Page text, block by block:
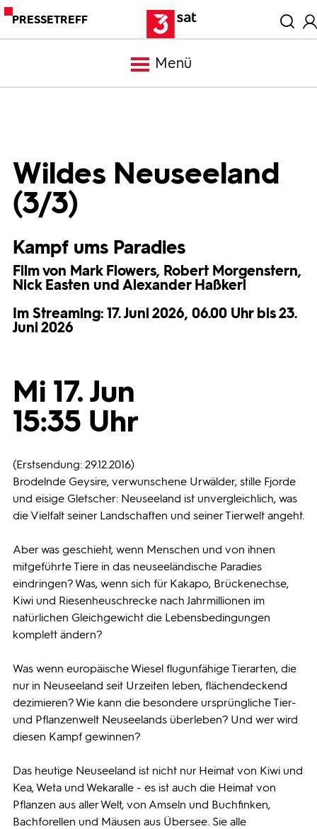
PRESSETREFF
Menü
Trailer
Wildes Neuseeland
(3/3)
Kampf ums Paradies
Film von Mark Flowers, Robert Morgenstern,
Nick Easten und Alexander Haßkerl
Im Streaming: 17. Juni 2026, 06.00 Uhr bis 23.
Juni 2026
Mi 17. Jun
15:35 Uhr
(Erstsendung: 29.12.2016)
Brodelnde Geysire, verwunschene Urwälder, stille Fjorde
und eisige Gletscher: Neuseeland ist unvergleichlich, was
die Vielfalt seiner Landschaften und seiner Tierwelt angeht.
Aber was geschieht, wenn Menschen und von ihnen
mitgeführte Tiere in das neuseeländische Paradies
eindringen? Was, wenn sich für Kakapo, Brückenechse,
Kiwi und Riesenheuschrecke nach Jahrmillionen im
natürlichen Gleichgewicht die Lebensbedingungen
komplett ändern?
Was wenn europäische Wiesel flugunfähige Tierarten, die
nur in Neuseeland seit Urzeiten leben, flächendeckend
dezimieren? Wie kann die besondere ursprüngliche Tier-
und Pflanzenwelt Neuseelands überleben? Und wer wird
diesen Kampf gewinnen?
Das heutige Neuseeland ist nicht nur Heimat von Kiwi und
Kea, Weta und Wekaralle - es ist auch die Heimat von
Pflanzen aus aller Welt, von Amseln und Buchfinken,
Bachforellen und Mäusen aus Übersee. Sie alle